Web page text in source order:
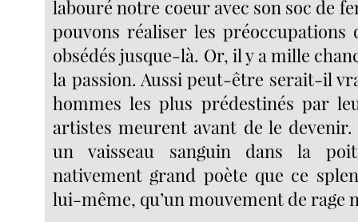
labouré notre coeur avec son soc de
pouvons réaliser les préoccupations
obsédés jusque-là. Or, il y a mille
la passion. Aussi peut-être serait-il
hommes les plus prédestinés par
artistes meurent avant de le
un vaisseau sanguin dans la
nativement grand poète que ce
lui-même, qu’un mouvement de rage